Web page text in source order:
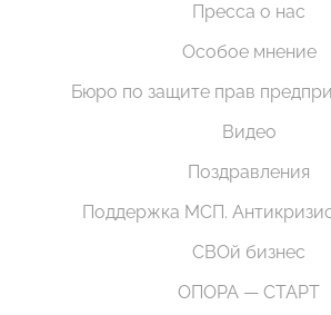
Пресса о нас
Особое мнение
Бюро по защите прав
Видео
Поздравления
Поддержка МСП.
СВОй бизнес
ОПОРА — СТАРТ